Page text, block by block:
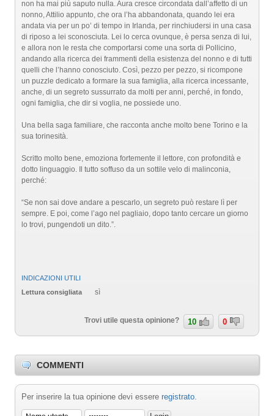
non ha mai più saputo nulla. Aura cresce circondata dall’affetto di un
nonno, Attilio appunto, che ora l’ha abbandonata, quando lei era
andata via per un po’ di tempo in Irlanda, per rinchiudersi in una casa
di riposo a lei sconosciuta. Lei lo cerca ovunque, è persa senza di lui,
e allora non le resta che comportarsi come una sorta di Pollicino,
andando alla ricerca dei frammenti della esistenza del nonno e di tutti
quelli che l’hanno conosciuto. Così, pezzo per pezzo, si ricompone
un puzzle dedicato a formare la sua famiglia, alla ricerca incessante,
anche, di un segreto sussurrato da molti per anni, perché, in fondo,
ogni famiglia, che dir si voglia, ne possiede uno.
Una bella saga familiare, che racconta anche molto bene Torino e la
sua torinesità.
Scritto molto bene, emoziona fortemente il lettore, con profondità e
dotto linguaggio. Il tutto soffuso da un sottile velo di malinconia,
perché:
“Se non sai dove andare a pescarlo, un segreto può restare lì per
sempre. E poi, come l’ago nel pagliaio, dopo tanto cercare un giorno
lo trovi, pungendoti un dito.”.
INDICAZIONI UTILI
Lettura consigliata
sì
Trovi utile questa opinione? 10 0
COMMENTI
Per inserire la tua opinione devi essere registrato.